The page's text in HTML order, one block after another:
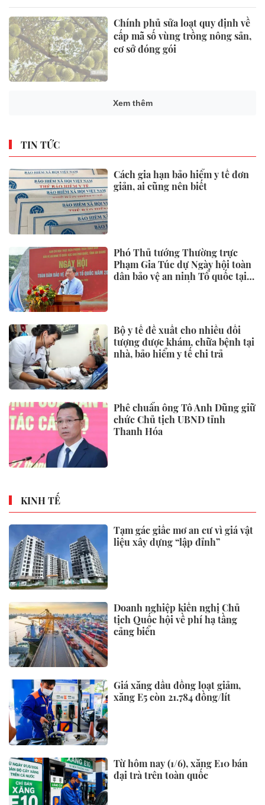
Chính phủ sửa loạt quy định về
cấp mã số vùng trồng nông sản,
cơ sở đóng gói
Xem thêm
TIN TỨC
Cách gia hạn bảo hiểm y tế đơn
giản, ai cũng nên biết
Phó Thủ tướng Thường trực
Phạm Gia Túc dự Ngày hội toàn
dân bảo vệ an ninh Tổ quốc tại
Bộ y tế đề xuất cho nhiều đối
tượng được khám, chữa bệnh tại
nhà, bảo hiểm y tế chi trả
Phê chuẩn ông Tô Anh Dũng giữ
chức Chủ tịch UBND tỉnh
Thanh Hóa
KINH TẾ
Tạm gác giấc mơ an cư vì giá vật
liệu xây dựng “lập đỉnh”
Doanh nghiệp kiến nghị Chủ
tịch Quốc hội về phí hạ tầng
cảng biển
Giá xăng dầu đồng loạt giảm,
xăng E5 còn 21.784 đồng/lít
Từ hôm nay (1/6), xăng E10 bán
đại trà trên toàn quốc